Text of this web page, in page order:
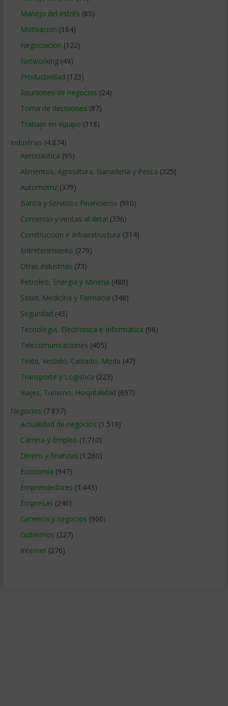
Manejo del estrés (85)
Motivacion (164)
Negociacion (122)
Networking(49)
Productividad (123)
Reuniones de negocios (24)
Toma de decisiones (87)
Trabajo en equipo (118)
Industrias (4.874)
Aeronautica (95)
Alimentos, Agricultura, Ganaderia y Pesca (325)
Automotriz(379)
Banca y Servicios Financieros (910)
Comercio y ventas al detal (336)
Construccion e Infraestructura (314)
Entretenimiento (279)
Otras industrias (73)
Petroleo, Energia y Mineria (480)
Salud, Medicina y Farmacia (348)
Seguridad (43)
Tecnologia, Electronica e Informatica (96)
Telecomunicaciones (405)
Textil, Vestido, Calzado, Moda (47)
Transporte y Logistica (223)
Viajes, Turismo, Hospitalidad (697)
Negocios (7.837)
Actualidad de negocios (1.519)
Carrera y Empleo (1.710)
Dinero y finanzas (1.260)
Economía (947)
Emprendedores (1.443)
Empresas (246)
Gerencia y negocios (900)
Gobiernos (227)
Internet (276)